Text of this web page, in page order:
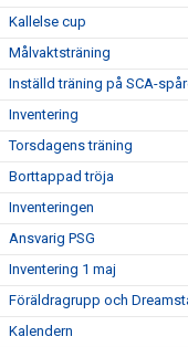
Kallelse cup
Målvaktsträning
Inställd träning på SCA-
Inventering
Torsdagens träning
Borttappad tröja
Inventeringen
Ansvarig PSG
Inventering 1 maj
Föräldragrupp och
Kalendern